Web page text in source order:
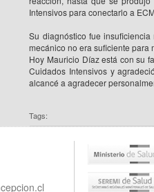
Intensivos para conectarlo a
Su diagnóstico fue
mecánico no era suficiente para
Hoy Mauricio Díaz está con su
Cuidados Intensivos y
alcancé a agradecer
Tags: